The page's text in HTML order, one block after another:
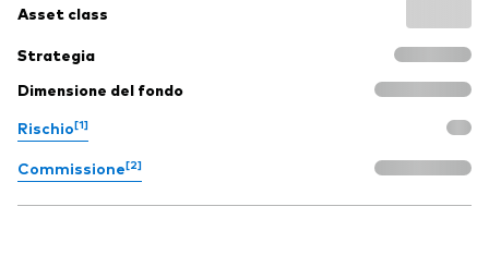
Asset class
Strategia
Dimensione del fondo
Rischio[1]
Commissione[2]